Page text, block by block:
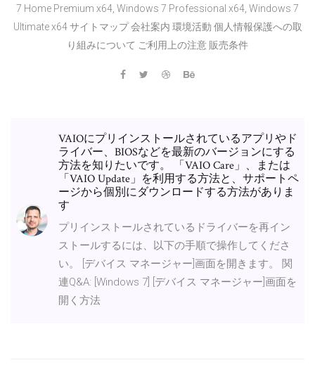
7 Home Premium x64, Windows 7 Professional x64, Windows 7
Ultimate x64 サイトマップ 会社案内 環境活動 個人情報保護への取
り組みについて ご利用上の注意 販売条件
VAIOにプリインストールされているアプリやド
ライバー、BIOSなどを最新のバージョンにする
方法を知りたいです。 「VAIO Care」、または
「VAIO Update」を利用する方法と、サポートペ
ージから個別にダウンロードする方法がありま
す
プリインストールされているドライバーを再イン
ストールするには、以下の手順で操作してくださ
い。 [デバイス マネージャー]画面を開きます。 関
連Q&A: [Windows 7] [デバイス マネージャー]画面を
開く方法